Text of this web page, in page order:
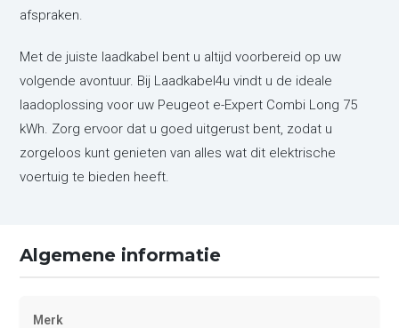
afspraken.
Met de juiste laadkabel bent u altijd voorbereid op uw
volgende avontuur. Bij Laadkabel4u vindt u de ideale
laadoplossing voor uw Peugeot e-Expert Combi Long 75
kWh. Zorg ervoor dat u goed uitgerust bent, zodat u
zorgeloos kunt genieten van alles wat dit elektrische
voertuig te bieden heeft.
Algemene informatie
Merk